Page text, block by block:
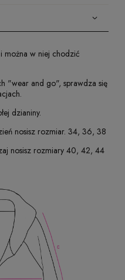
można w niej chodzić
"wear and go", sprawdza się
dzianiny.
nosisz rozmiar. 34, 36, 38
nosisz rozmiary 40, 42, 44